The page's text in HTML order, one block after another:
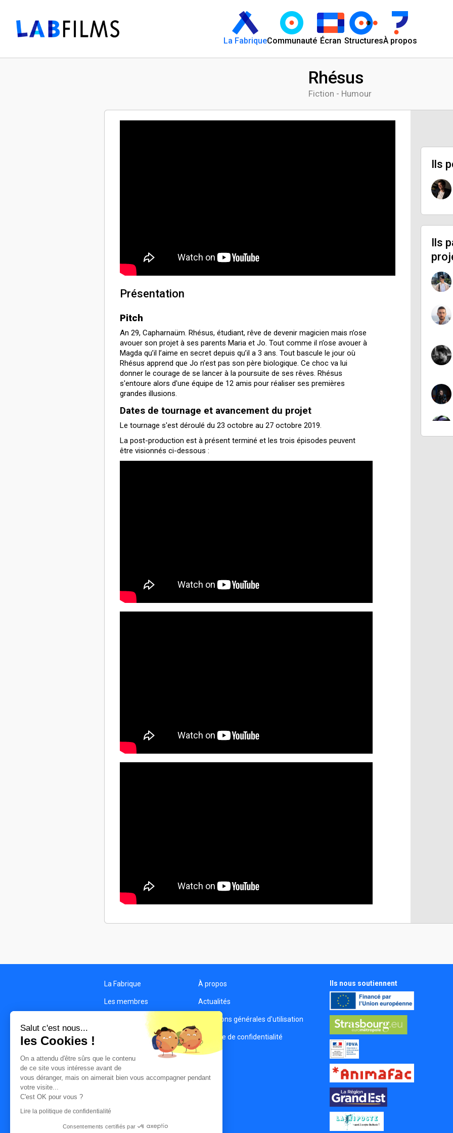
La FabriqueCommunauté Écran StructuresÀ propos
Fiction - Humour
Rhésus
Présentation
Pitch
An 29, Capharnaüm. Rhésus, étudiant, rêve de devenir magicien mais n’ose
avouer son projet à ses parents Maria et Jo. Tout comme il n’ose avouer à
Magda qu’il l’aime en secret depuis qu’il a 3 ans. Tout bascule le jour où
Rhésus apprend que Jo n’est pas son père biologique. Ce choc va lui
donner le courage de se lancer à la poursuite de ses rêves. Rhésus
s'entoure alors d'une équipe de 12 amis pour réaliser ses premières
grandes illusions.
Dates de tournage et avancement du projet
Le tournage s'est déroulé du 23 octobre au 27 octobre 2019.
La post-production est à présent terminé et les trois épisodes peuvent
être visionnés ci-dessous :
Ils
Ils
La Fabrique
Les membres
À propos
Actualités
Conditions générales d'utilisation
Politique de confidentialité
Ils nous soutiennent
Salut c'est nous...
les Cookies !
On a attendu d'être sûrs que le contenu
de ce site vous intéresse avant de
vous déranger, mais on aimerait bien vous accompagner pendant
votre visite...
C'est OK pour vous ?
Lire la politique de confidentialité
Consentements certifiés par